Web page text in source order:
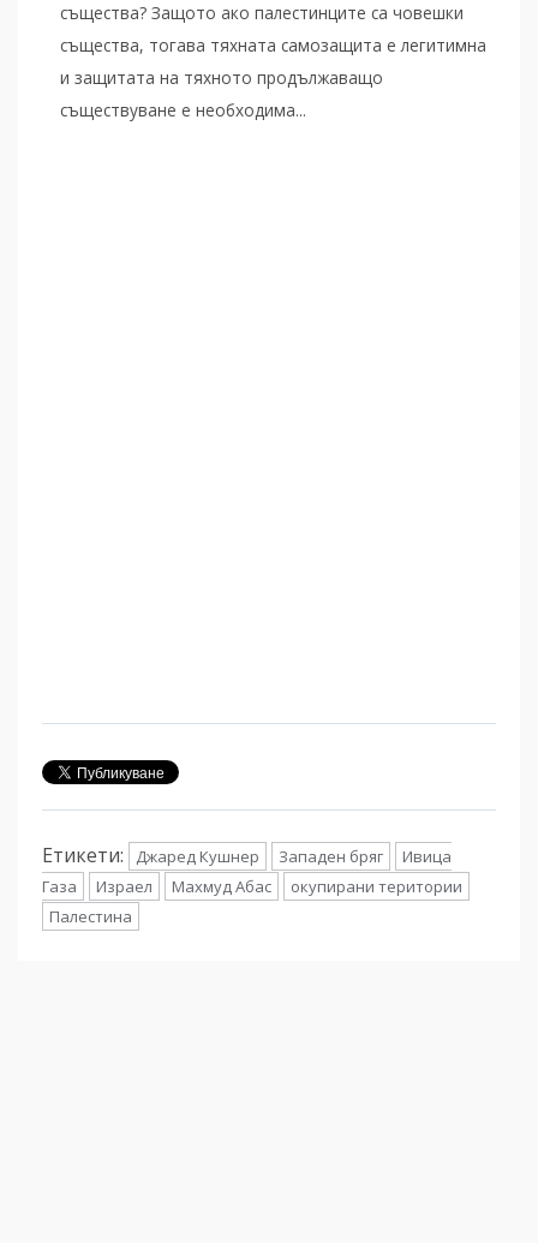
същества? Защото ако палестинците са човешки
същества, тогава тяхната самозащита е легитимна
и защитата на тяхното продължаващо
съществуване е необходима...
Етикети: Джаред Кушнер Западен бряг
Ивица
Газа
Израел Махмуд Абас
окупирани територии
Палестина